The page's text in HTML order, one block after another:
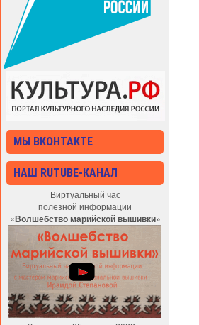
МЫ ВКОНТАКТЕ
НАШ RUTUBE-КАНАЛ
Виртуальный час
полезной информации
«Волшебство марийской вышивки»